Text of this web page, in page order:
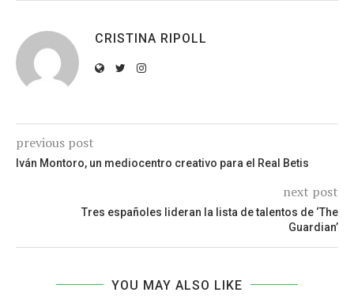
CRISTINA RIPOLL
previous post
Iván Montoro, un mediocentro creativo para el Real Betis
next post
Tres españoles lideran la lista de talentos de ‘The
Guardian’
YOU MAY ALSO LIKE